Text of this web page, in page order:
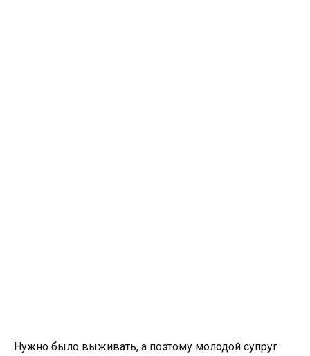
Нужно было выживать, а поэтому молодой супруг